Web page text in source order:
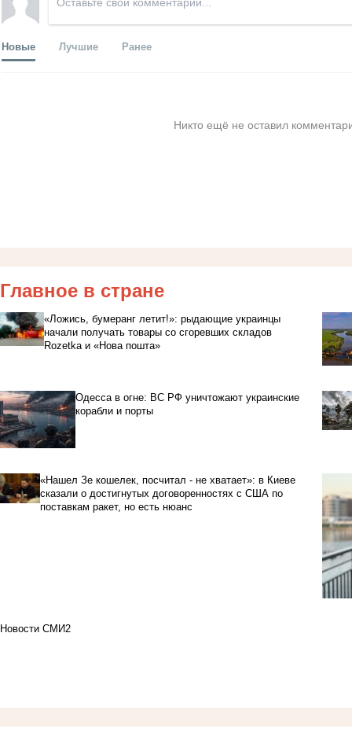
Новые Лучшие Ранее
Никто ещё не оставил
Главное в стране
«Ложись, бумеранг летит!»: рыдающие украинцы
начали получать товары со сгоревших складов
Rozetka и «Нова пошта»
Одесса в огне: ВС РФ уничтожают украинские
корабли и порты
«Нашел Зе кошелек, посчитал - не хватает»: в Киеве
сказали о достигнутых договоренностях с США по
поставкам ракет, но есть нюанс
Новости СМИ2